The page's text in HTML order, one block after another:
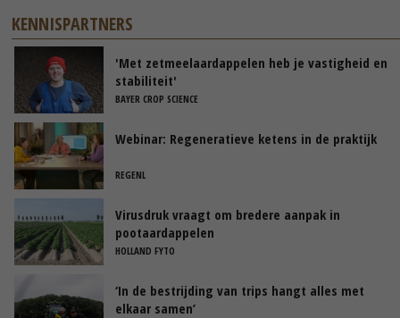
KENNISPARTNERS
'Met zetmeelaardappelen heb je vastigheid en
stabiliteit'
BAYER CROP SCIENCE
Webinar: Regeneratieve ketens in de praktijk
REGENL
Virusdruk vraagt om bredere aanpak in
pootaardappelen
HOLLAND FYTO
‘In de bestrijding van trips hangt alles met
elkaar samen’